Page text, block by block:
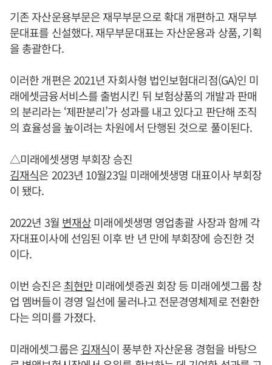
기존 자산운용부문은 재무부문으로 확대 개편하고 재무부
문대표를 신설했다. 재무부문대표는 자산운용과 상품, 기획
을 총괄한다.
이러한 개편은 2021년 자회사형 법인보험대리점(GA)인 미
래에셋금융서비스를 출범시킨 뒤 보험상품의 개발과 판매
의 분리라는 ‘제판분리’가 성과를 내고 있다고 판단해 조직
의 효율성을 높이려는 차원에서 단행된 것으로 풀이된다.
△미래에셋생명 부회장 승진
김재식은 2023년 10월23일 미래에셋생명 대표이사 부회장
이 됐다.
2022년 3월 변재상미래에셋생명 영업총괄 사장과 함께 각
자대표이사에 선임된 이후 반 년 만에 부회장에 승진한 것
이다.
이번 승진은최현만미래에셋증권 회장 등 미래에셋그룹 창
업 멤버들이 경영 일선에 물러나고 전문경영체제로 전환한
다는 의미를 가졌다.
미래에셋그룹은김재식이 풍부한 자산운용 경험을 바탕으